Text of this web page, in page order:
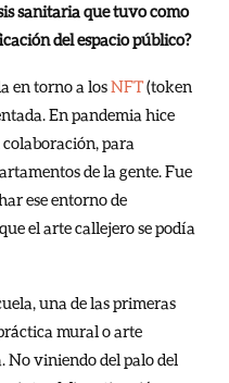
sanitaria que tuvo como
del espacio público?
en torno a losNFT(token
En pandemia hice
para
de la gente. Fue
ese entorno de
el arte callejero se podía
una de las primeras
mural o arte
No viniendo del palo del